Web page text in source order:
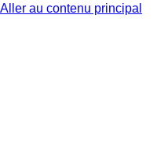
Aller au contenu principal